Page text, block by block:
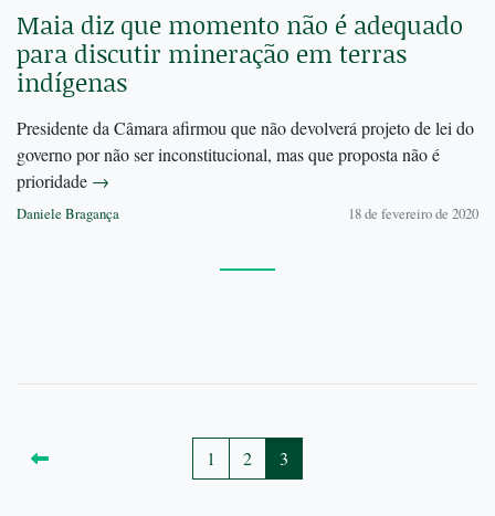
Maia diz que momento não é adequado
para discutir mineração em terras
indígenas
Presidente da Câmara afirmou que não devolverá projeto de lei do
governo por não ser inconstitucional, mas que proposta não é
prioridade →
Daniele Bragança 18 de fevereiro de 2020
1 2 3